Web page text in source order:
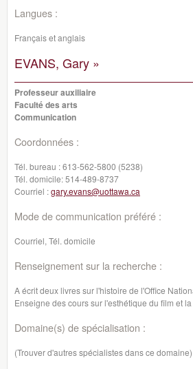
Langues :
Français et anglais
EVANS, Gary »
Professeur auxiliaire
Faculté des arts
Communication
Coordonnées :
Tél. bureau :613-562-5800 (5238)
Tél. domicile:514-489-8737
Courriel :gary.evans@uottawa.ca
Mode de communication préféré :
Courriel, Tél. domicile
Renseignement sur la recherche :
A écrit deux livres sur l'histoire de l'Office
Enseigne des cours sur l'esthétique du film et
Domaine(s) de spécialisation :
(Trouver d'autres spécialistes dans ce domaine)